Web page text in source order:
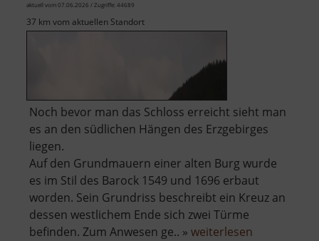
aktuell vom 07.06.2026 / Zugriffe: 44689
37 km vom aktuellen Standort
Noch bevor man das Schloss erreicht sieht man
es an den südlichen Hängen des Erzgebirges
liegen.
Auf den Grundmauern einer alten Burg wurde
es im Stil des Barock 1549 und 1696 erbaut
worden. Sein Grundriss beschreibt ein Kreuz an
dessen westlichem Ende sich zwei Türme
befinden. Zum Anwesen ge.. » weiterlesen